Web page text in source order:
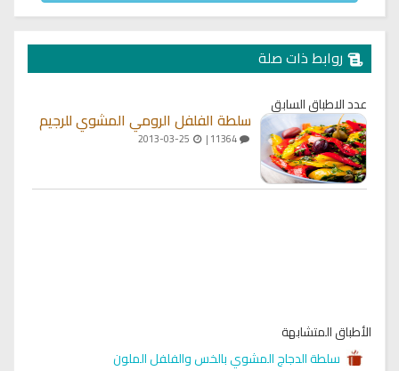
روابط ذات صلة
عدد الاطباق السابق
سلطة الفلفل الرومي المشوي للرجيم
11364 |
الأطباق المتشابهة
سلطة الدجاج المشوي بالخس والفلفل الملون